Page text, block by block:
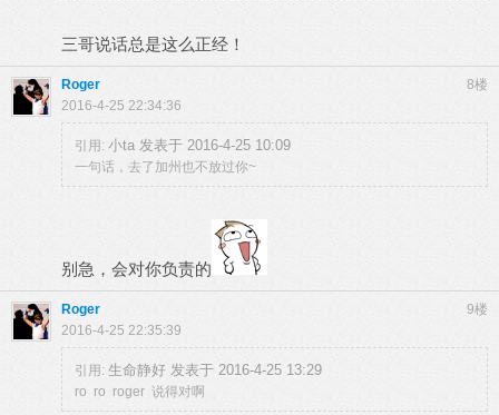
三哥说话总是这么正经！
8楼
Roger
2016-4-25 22:34:36
引用: 小ta 发表于 2016-4-25 10:09
一句话，去了加州也不放过你~
别急，会对你负责的
9楼
Roger
2016-4-25 22:35:39
引用: 生命静好 发表于 2016-4-25 13:29
ro ro roger 说得对啊